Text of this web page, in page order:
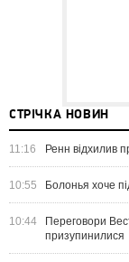
СТРІЧКА НОВИН
11:16 Ренн відхилив
10:55 Болонья хоче
10:44
Переговори
призупинилися